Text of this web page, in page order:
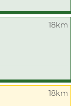
18km
18km